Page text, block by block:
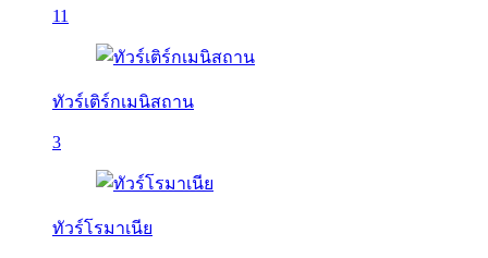
11
ทัวร์เติร์กเมนิสถาน
3
ทัวร์โรมาเนีย